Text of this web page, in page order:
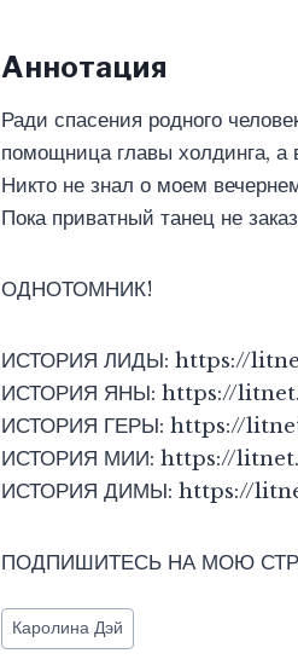
Аннотация
Ради спасения родного
помощница главы холдинга, а
Никто не знал о моем
Пока приватный танец не
ОДНОТОМНИК!
ИСТОРИЯ ЛИДЫ: https://
ИСТОРИЯ ЯНЫ: https://
ИСТОРИЯ ГЕРЫ: https://
ИСТОРИЯ МИИ: https://
ИСТОРИЯ ДИМЫ: https://
ПОДПИШИТЕСЬ НА МОЮ
Метки
записи:
Каролина Дэй